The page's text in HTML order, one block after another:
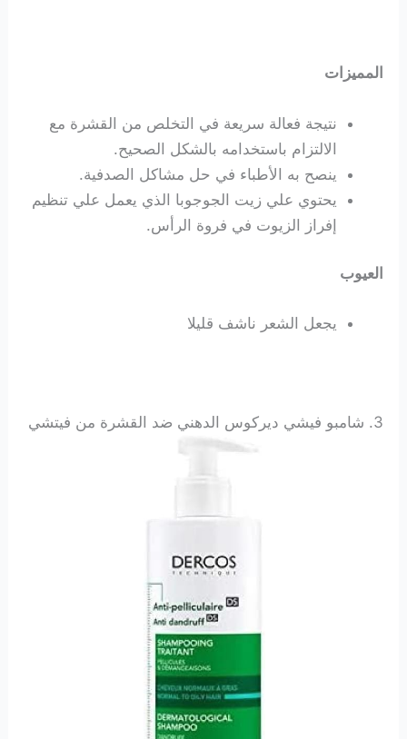
المميزات
نتيجة فعالة سريعة في التخلص من القشرة مع
الالتزام باستخدامه بالشكل الصحيح.
ينصح به الأطباء في حل مشاكل الصدفية.
يحتوي علي زيت الجوجوبا الذي يعمل علي تنظيم
إفراز الزيوت في فروة الرأس.
العيوب
يجعل الشعر ناشف قليلا
3. شامبو فيشي ديركوس الدهني ضد القشرة من فيتشي